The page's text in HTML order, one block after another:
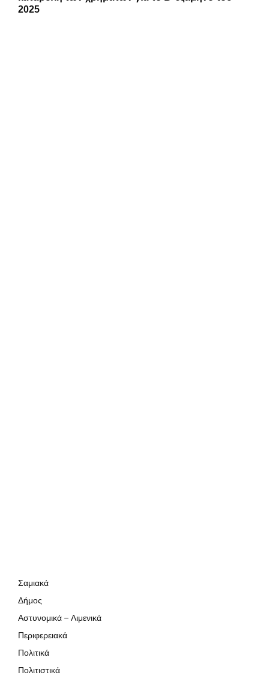
2025
Σαμιακά
Δήμος
Αστυνομικά – Λιμενικά
Περιφερειακά
Πολιτικά
Πολιτιστικά